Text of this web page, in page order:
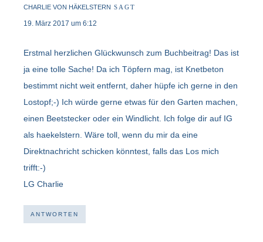
CHARLIE VON HÄKELSTERN SAGT
19. März 2017 um 6:12
Erstmal herzlichen Glückwunsch zum Buchbeitrag! Das ist
ja eine tolle Sache! Da ich Töpfern mag, ist Knetbeton
bestimmt nicht weit entfernt, daher hüpfe ich gerne in den
Lostopf;-) Ich würde gerne etwas für den Garten machen,
einen Beetstecker oder ein Windlicht. Ich folge dir auf IG
als haekelstern. Wäre toll, wenn du mir da eine
Direktnachricht schicken könntest, falls das Los mich
trifft:-)
LG Charlie
ANTWORTEN